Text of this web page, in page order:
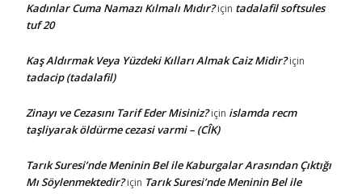
Kadınlar Cuma Namazı Kılmalı Mıdır?için tadalafil softsules
tuf 20
Kaş Aldırmak Veya Yüzdeki Kılları Almak Caiz Midir?için
tadacip (tadalafil)
Zinayı ve Cezasını Tarif Eder Misiniz?için islamda recm
taşliyarak öldürme cezasi varmi – (CÎK)
Tarık Suresi’nde Meninin Bel ile Kaburgalar Arasından Çıktığı
Mı Söylenmektedir?için Tarık Suresi’nde Meninin Bel ile